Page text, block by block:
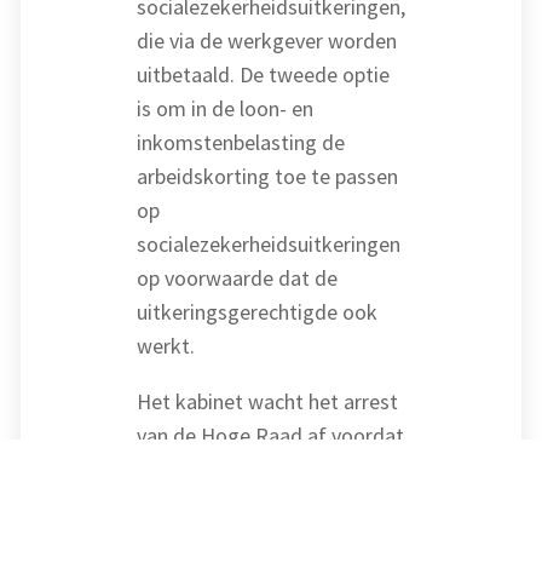
socialezekerheidsuitkeringen,
die via de werkgever worden
uitbetaald. De tweede optie
is om in de loon- en
inkomstenbelasting de
arbeidskorting toe te passen
op
socialezekerheidsuitkeringen
op voorwaarde dat de
uitkeringsgerechtigde ook
werkt.
Het kabinet wacht het arrest
van de Hoge Raad af voordat